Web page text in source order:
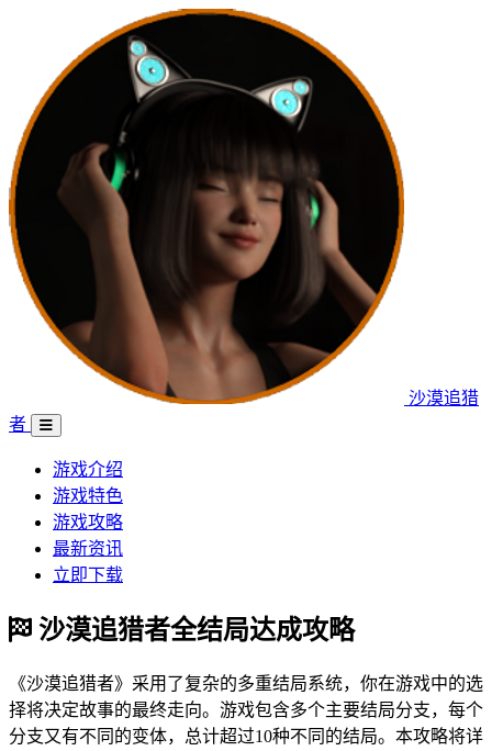
沙漠追猎
者
游戏介绍
游戏特色
游戏攻略
最新资讯
立即下载
沙漠追猎者全结局达成攻略
《沙漠追猎者》采用了复杂的多重结局系统，你在游戏中的选
择将决定故事的最终走向。游戏包含多个主要结局分支，每个
分支又有不同的变体，总计超过10种不同的结局。本攻略将详